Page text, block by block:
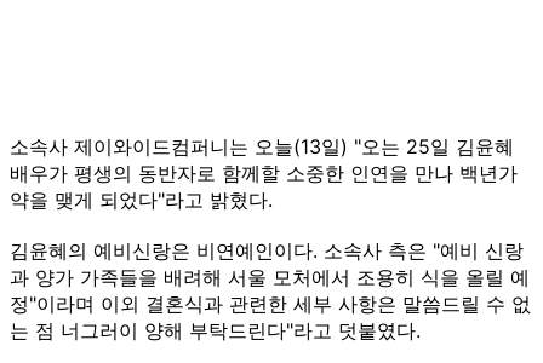
소속사 제이와이드컴퍼니는 오늘(13일) "오는 25일 김윤혜
배우가 평생의 동반자로 함께할 소중한 인연을 만나 백년가
약을 맺게 되었다"라고 밝혔다.
김윤혜의 예비신랑은 비연예인이다. 소속사 측은 "예비 신랑
과 양가 가족들을 배려해 서울 모처에서 조용히 식을 올릴 예
정"이라며 이외 결혼식과 관련한 세부 사항은 말씀드릴 수 없
는 점 너그러이 양해 부탁드린다"라고 덧붙였다.